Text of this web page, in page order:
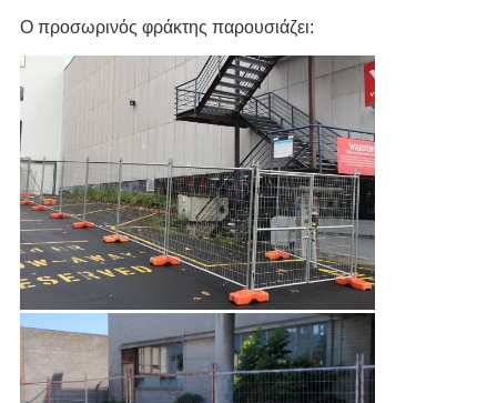
Ο προσωρινός φράκτης παρουσιάζει: